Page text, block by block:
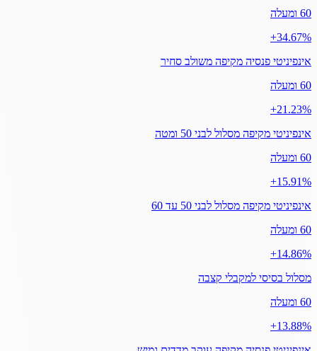
60 ומעלה
‎+34.67%
אינפיניטי פנסיה מקיפה משולב סחיר
60 ומעלה
‎+21.23%
אינפיניטי מקיפה מסלול לבני 50 ומטה
60 ומעלה
‎+15.91%
אינפיניטי מקיפה מסלול לבני 50 עד 60
60 ומעלה
‎+14.86%
מסלול בסיסי למקבלי קצבה
60 ומעלה
‎+13.88%